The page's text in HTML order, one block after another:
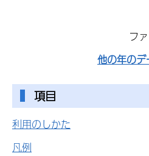
フ
他の年の
項目
利用のしかた
凡例